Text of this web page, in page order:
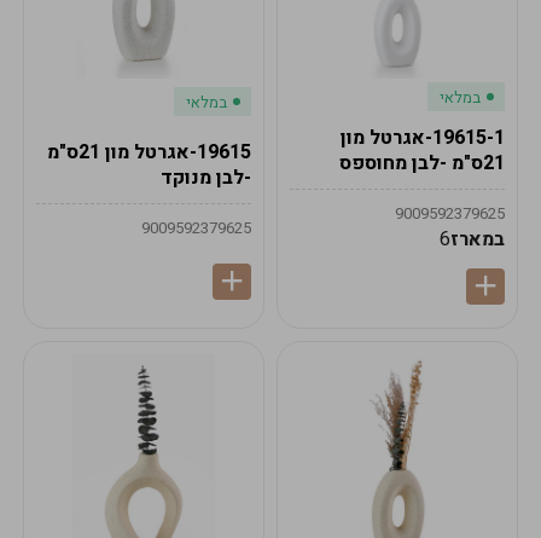
במלאי
19615-1-אגרטל מון
21ס"מ -לבן מחוספס
9009592379625
במארז6
במלאי
19615-אגרטל מון 21ס"מ
-לבן מנוקד
9009592379625